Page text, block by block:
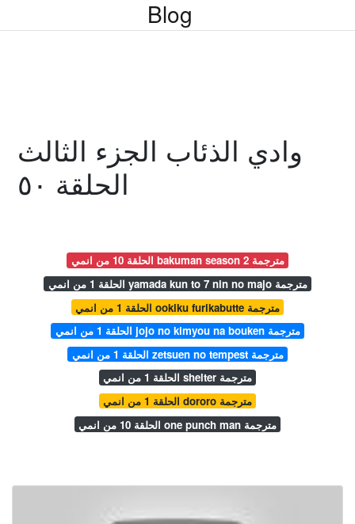
Blog
وادي الذئاب الجزء الثالث
الحلقة ٥٠
الحلقة 10 من انمي bakuman season 2 مترجمة
الحلقة 1 من انمي yamada kun to 7 nin no majo مترجمة
الحلقة 1 من انمي ookiku furikabutte مترجمة
الحلقة 1 من انمي jojo no kimyou na bouken مترجمة
الحلقة 1 من انمي zetsuen no tempest مترجمة
الحلقة 1 من انمي shelter مترجمة
الحلقة 1 من انمي dororo مترجمة
الحلقة 10 من انمي one punch man مترجمة